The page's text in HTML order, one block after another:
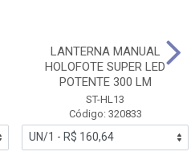
LANTERNA MANUAL
HOLOFOTE SUPER LED
POTENTE 300 LM
ST-HL13
Código: 320833